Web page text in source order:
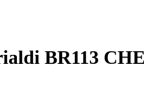
BR113